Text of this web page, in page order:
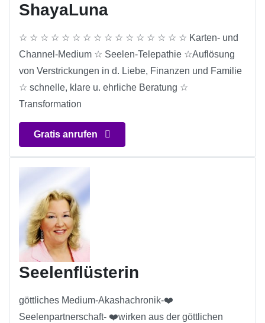
ShayaLuna
☆ ☆ ☆ ☆ ☆ ☆ ☆ ☆ ☆ ☆ ☆ ☆ ☆ ☆ ☆ ☆ Karten- und
Channel-Medium ☆ Seelen-Telepathie ☆Auflösung
von Verstrickungen in d. Liebe, Finanzen und Familie
☆ schnelle, klare u. ehrliche Beratung ☆
Transformation
Gratis anrufen
Seelenflüsterin
göttliches Medium-Akashachronik-❤️
Seelenpartnerschaft- ❤️wirken aus der göttlichen